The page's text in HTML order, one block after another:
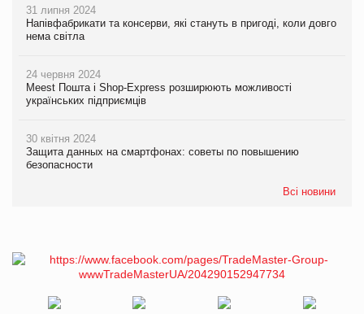
31 липня 2024
Напівфабрикати та консерви, які стануть в пригоді, коли довго
нема світла
24 червня 2024
Meest Пошта і Shop-Express розширюють можливості
українських підприємців
30 квітня 2024
Защита данных на смартфонах: советы по повышению
безопасности
Всі новини